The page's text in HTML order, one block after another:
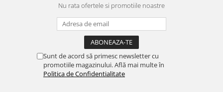
Nu rata ofertele si promotiile noastre
Sunt de acord să primesc newsletter cu
promotiile magazinului. Află mai multe în
Politica de Confidentialitate